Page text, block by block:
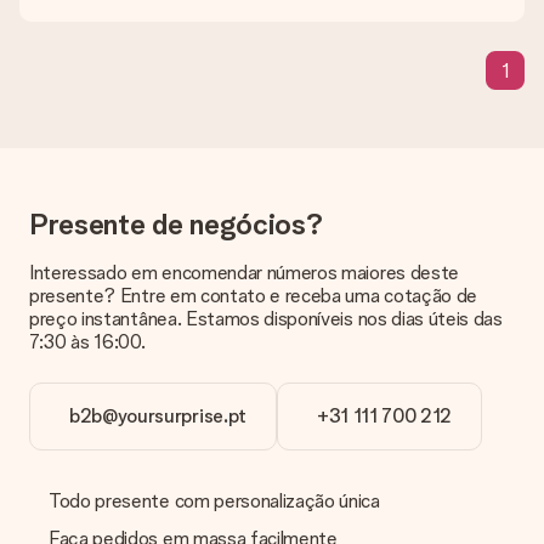
agentes de modo a podermos ajudar-lhe da melhor forma
compras, pode adicionar um cartão com uma mensagem sua
ao seu presente! Assim, o destinatário saberá quem lhe
enviou o presente.
O meu presente vai embrulhado?
De momento, ainda não oferecemos um serviço de embrulho.
Entregamos todos os nossos presentes numa embalagem
destinatário.
Prazo de entrega, opções de entrega e portes
de envio
1
Presente de negócios?
Interessado em encomendar números maiores deste
presente? Entre em contato e receba uma cotação de
preço instantânea. Estamos disponíveis nos dias úteis das
7:30 às 16:00.
b2b@yoursurprise.pt +31 111 700 212
Todo presente com personalização única
Faça pedidos em massa facilmente